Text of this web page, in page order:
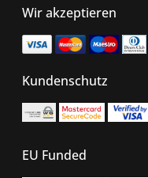
Wir akzeptieren
Kundenschutz
EU Funded